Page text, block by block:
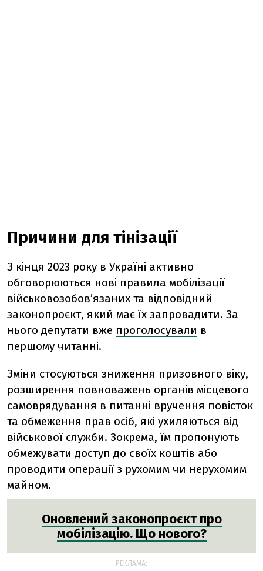
Причини для тінізації
З кінця 2023 року в Україні активно
обговорюються нові правила мобілізації
військовозобов’язаних та відповідний
законопроєкт, який має їх запровадити. За
нього депутати вже проголосували в
першому читанні.
Зміни стосуються зниження призовного віку,
розширення повноважень органів місцевого
самоврядування в питанні вручення повісток
та обмеження прав осіб, які ухиляються від
військової служби. Зокрема, їм пропонують
обмежувати доступ до своїх коштів або
проводити операції з рухомим чи нерухомим
майном.
Оновлений законопроєкт про
мобілізацію. Що нового?
РЕКЛАМА: